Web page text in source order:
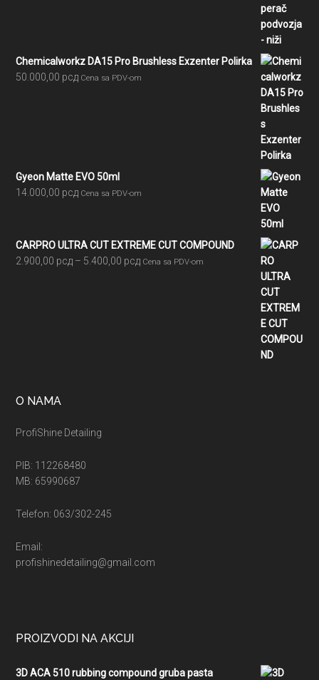
Chemicalworkz DA15 Pro Brushless Exzenter Polirka
50.000,00 рсд Cena sa PDV-om
Gyeon Matte EVO 50ml
14.000,00 рсд Cena sa PDV-om
CARPRO ULTRA CUT EXTREME CUT COMPOUND
2.900,00 рсд – 5.400,00 рсдRaspon
Cena sa PDV-om
O NAMA
ProfiShine Detailing
PIB: 112268480
MB: 65990687
Telefon: 063/302-245
Email:
profishinedetailing@gmail.com
PROIZVODI NA AKCIJI
3D ACA 510 rubbing compound gruba pasta